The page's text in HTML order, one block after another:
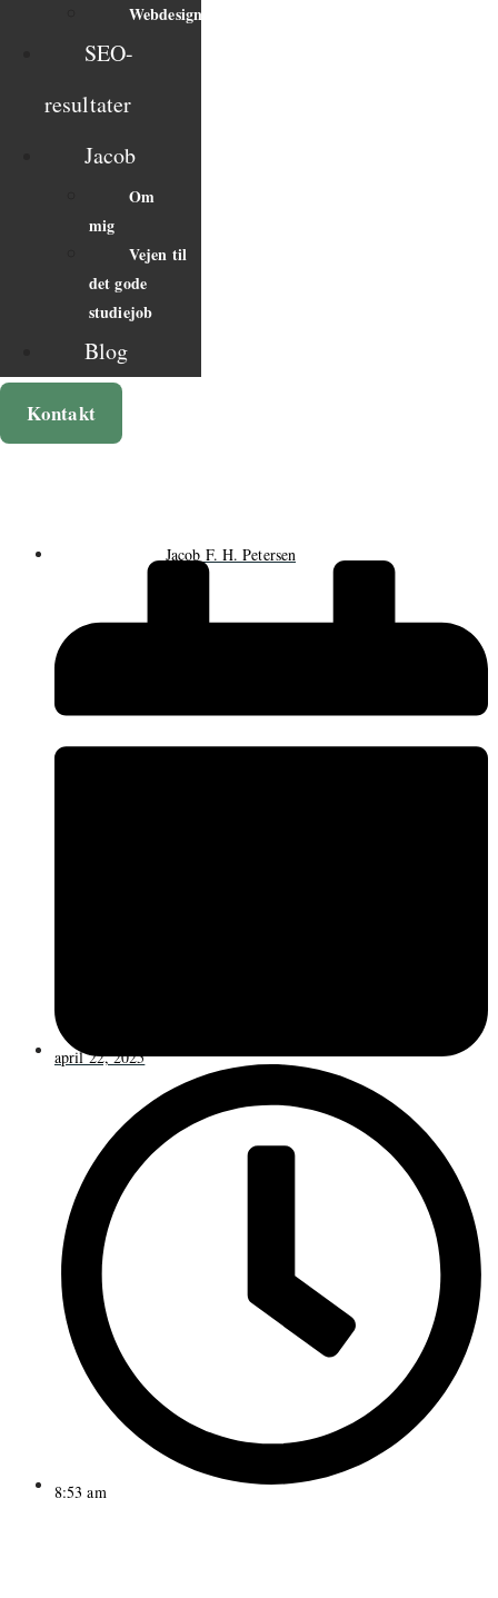
Webdesign
SEO-
resultater
Jacob
Om
mig
Vejen til
det gode
studiejob
Blog
Kontakt
Jacob F. H. Petersen
april 22, 2025
8:53 am